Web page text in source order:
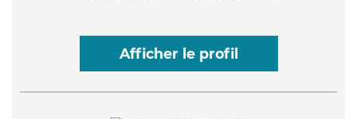
Afficher le profil